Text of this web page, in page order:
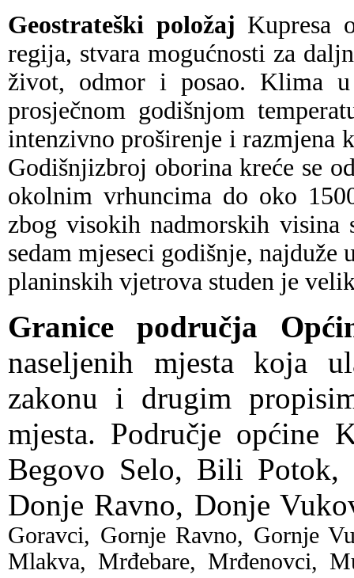
Geostrateški položaj Kupresa
regija, stvara mogućnosti za
život, odmor i posao. Klima u
prosječnom godišnjom
intenzivno proširenje i razmjena
Godišnjizbroj oborina kreće se
okolnim vrhuncima do oko
zbog visokih nadmorskih visina
sedam mjeseci godišnje,
planinskih vjetrova studen je
Granice područja
naseljenih mjesta koja
zakonu i drugim
mjesta. Područje općine
Begovo Selo, Bili Potok,
Donje Ravno, Donje
Goravci, Gornje Ravno, Gornje
Mlakva, Mrđebare, Mrđenovci,